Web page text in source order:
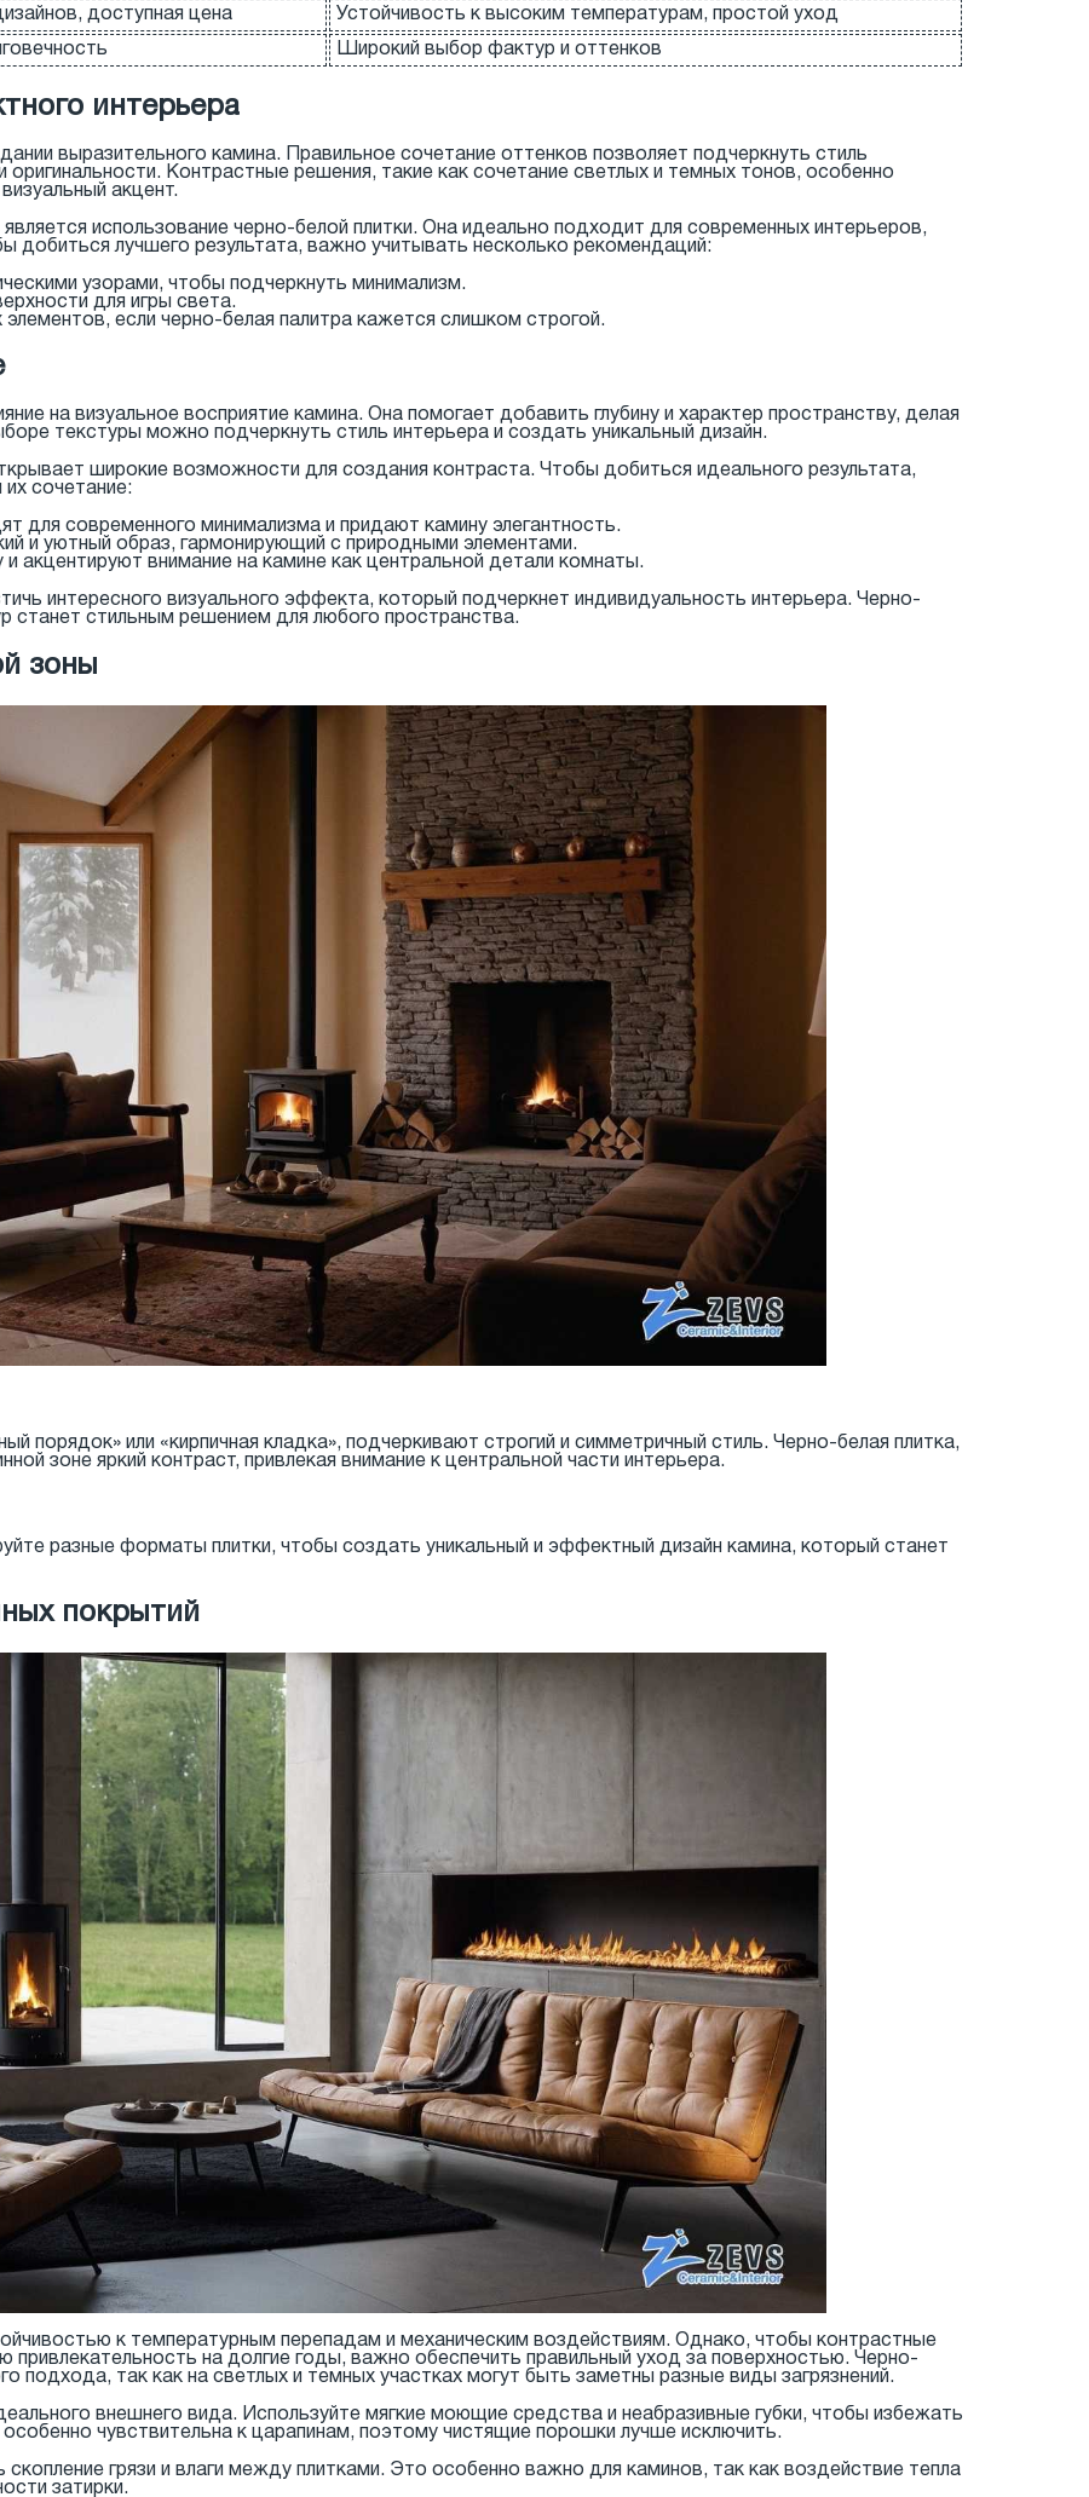
доступная цена Устойчивость к высоким температурам, простой уход
Широкий выбор фактур и оттенков
интерьера
выразительного камина. Правильное сочетание оттенков позволяет подчеркнуть стиль
оригинальности. Контрастные решения, такие как сочетание светлых и темных тонов, особенно
акцент.
использование черно-белой плитки. Она идеально подходит для современных интерьеров,
добиться лучшего результата, важно учитывать несколько рекомендаций:
узорами, чтобы подчеркнуть минимализм.
для игры света.
если черно-белая палитра кажется слишком строгой.
на визуальное восприятие камина. Она помогает добавить глубину и характер пространству, делая
текстуры можно подчеркнуть стиль интерьера и создать уникальный дизайн.
широкие возможности для создания контраста. Чтобы добиться идеального результата,
сочетание:
для современного минимализма и придают камину элегантность.
и уютный образ, гармонирующий с природными элементами.
акцентируют внимание на камине как центральной детали комнаты.
интересного визуального эффекта, который подчеркнет индивидуальность интерьера. Черно-
станет стильным решением для любого пространства.
зоны
порядок» или «кирпичная кладка», подчеркивают строгий и симметричный стиль. Черно-белая плитка,
зоне яркий контраст, привлекая внимание к центральной части интерьера.
разные форматы плитки, чтобы создать уникальный и эффектный дизайн камина, который станет
покрытий
к температурным перепадам и механическим воздействиям. Однако, чтобы контрастные
привлекательность на долгие годы, важно обеспечить правильный уход за поверхностью. Черно-
подхода, так как на светлых и темных участках могут быть заметны разные виды загрязнений.
внешнего вида. Используйте мягкие моющие средства и неабразивные губки, чтобы избежать
чувствительна к царапинам, поэтому чистящие порошки лучше исключить.
грязи и влаги между плитками. Это особенно важно для каминов, так как воздействие тепла
затирки.